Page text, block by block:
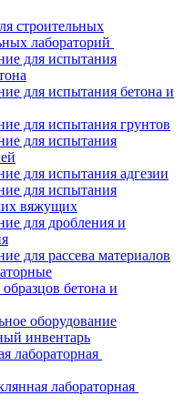
строительных
лабораторий
для испытания
для испытания бетона и
для испытания грунтов
для испытания
для испытания адгезии
для испытания
вяжущих
для дробления и
для рассева материалов
бетона и
оборудование
инвентарь
лабораторная
лабораторная